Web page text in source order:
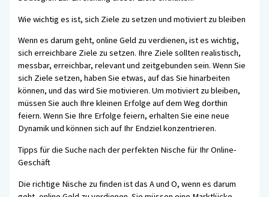
Wie wichtig es ist, sich Ziele zu setzen und motiviert zu bleiben
Wenn es darum geht, online Geld zu verdienen, ist es wichtig,
sich erreichbare Ziele zu setzen. Ihre Ziele sollten realistisch,
messbar, erreichbar, relevant und zeitgebunden sein. Wenn Sie
sich Ziele setzen, haben Sie etwas, auf das Sie hinarbeiten
können, und das wird Sie motivieren. Um motiviert zu bleiben,
müssen Sie auch Ihre kleinen Erfolge auf dem Weg dorthin
feiern. Wenn Sie Ihre Erfolge feiern, erhalten Sie eine neue
Dynamik und können sich auf Ihr Endziel konzentrieren.
Tipps für die Suche nach der perfekten Nische für Ihr Online-
Geschäft
Die richtige Nische zu finden ist das A und O, wenn es darum